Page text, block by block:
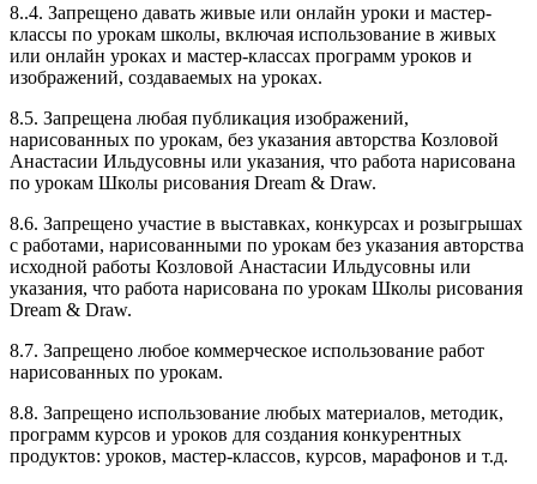
8..4. Запрещено давать живые или онлайн уроки и мастер-
классы по урокам школы, включая использование в живых
или онлайн уроках и мастер-классах программ уроков и
изображений, создаваемых на уроках.
8.5. Запрещена любая публикация изображений,
нарисованных по урокам, без указания авторства Козловой
Анастасии Ильдусовны или указания, что работа нарисована
по урокам Школы рисования Dream & Draw.
8.6. Запрещено участие в выставках, конкурсах и розыгрышах
с работами, нарисованными по урокам без указания авторства
исходной работы Козловой Анастасии Ильдусовны или
указания, что работа нарисована по урокам Школы рисования
Dream & Draw.
8.7. Запрещено любое коммерческое использование работ
нарисованных по урокам.
8.8. Запрещено использование любых материалов, методик,
программ курсов и уроков для создания конкурентных
продуктов: уроков, мастер-классов, курсов, марафонов и т.д.